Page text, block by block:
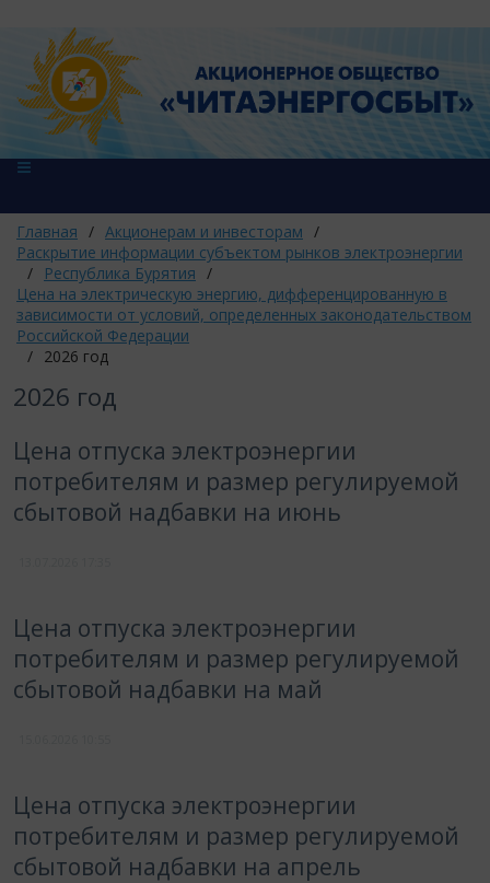
Главная / Акционерам и инвесторам /
Раскрытие информации субъектом рынков электроэнергии
/
Республика Бурятия /
Цена на электрическую энергию, дифференцированную в
зависимости от условий, определенных законодательством
Российской Федерации
/ 2026 год
2026 год
Цена отпуска электроэнергии
потребителям и размер регулируемой
сбытовой надбавки на июнь
Цена отпуска электроэнергии
потребителям и размер регулируемой
сбытовой надбавки на май
Цена отпуска электроэнергии
потребителям и размер регулируемой
сбытовой надбавки на апрель